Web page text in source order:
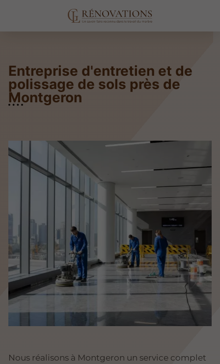
Entreprise d'entretien et de
polissage de sols près de
Montgeron
Nous réalisons à Montgeron un service complet